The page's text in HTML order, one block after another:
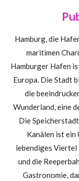
Hamburg, die
maritimen
Hamburger Hafen
Europa. Die Stadt
die
Wunderland, eine
Die
Kanälen ist ein
lebendiges Viertel
und die
Gastronomie,